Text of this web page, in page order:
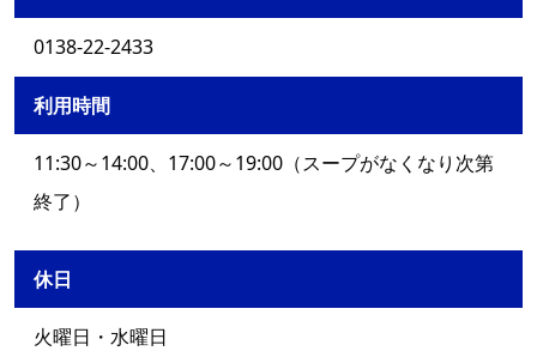
0138-22-2433
利用時間
11:30～14:00、17:00～19:00（スープがなくなり次第
終了）
休日
火曜日・水曜日